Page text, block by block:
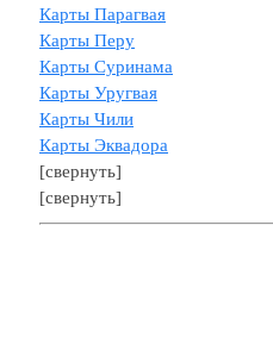
Карты Парагвая
Карты Перу
Карты Суринама
Карты Уругвая
Карты Чили
Карты Эквадора
[свернуть]
[свернуть]